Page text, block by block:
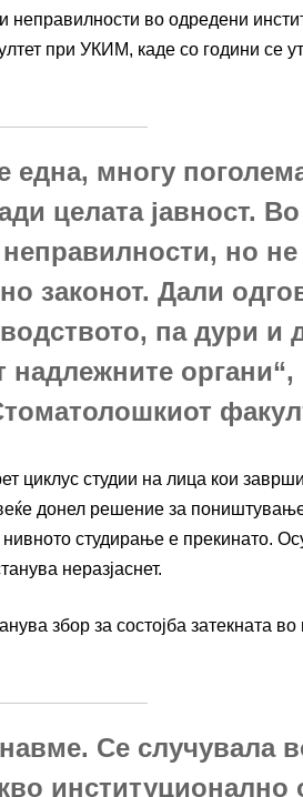
неправилности во одредени
при УКИМ, каде со години се
една, многу
целата јавност.
но
законот. Дали
па дури и
надлежните органи“,
циклус студии на лица кои
донел решение за
нивното студирање е прекинато.
неразјаснет.
збор за состојба затекната во
Се случувала